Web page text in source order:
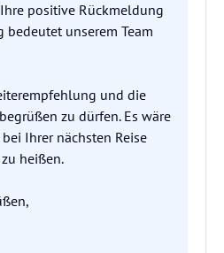
positive Rückmeldung
unserem Team
und die
zu dürfen. Es wäre
Ihrer nächsten Reise
heißen.